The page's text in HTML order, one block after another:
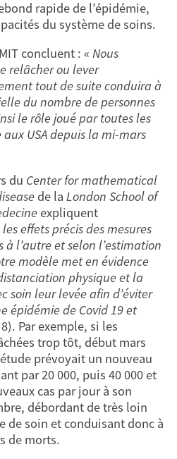
rapide de l’épidémie,
du système de soins.
concluent : « Nous
relâcher ou lever
tout de suite conduira à
du nombre de personnes
le rôle joué par toutes les
USA depuis la mi-mars
du Center for mathematical
de la London School of
expliquent
effets précis des mesures
à l’autre et selon l’estimation
modèle met en évidence
physique et la
soin leur levée afin d’éviter
épidémie de Covid 19 et
Par exemple, si les
trop tôt, début mars
prévoyait un nouveau
par 20 000, puis 40 000 et
cas par jour à son
débordant de très loin
de soin et conduisant donc à
de morts.